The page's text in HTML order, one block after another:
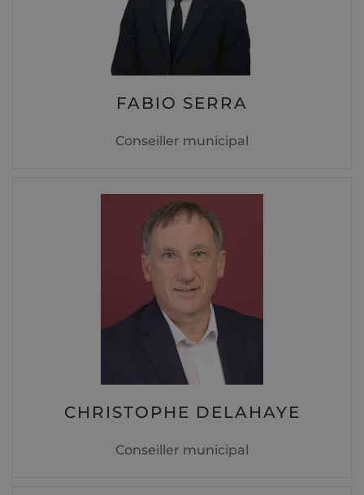
FABIO SERRA
Conseiller municipal
CHRISTOPHE DELAHAYE
Conseiller municipal